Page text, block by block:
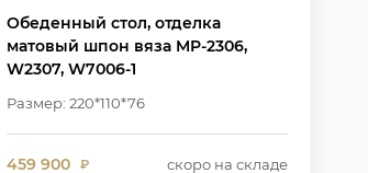
Обеденный стол, отделка
матовый шпон вяза MP-2306,
W2307, W7006-1
Размер: 220*110*76
459 900 ₽ скоро на складе